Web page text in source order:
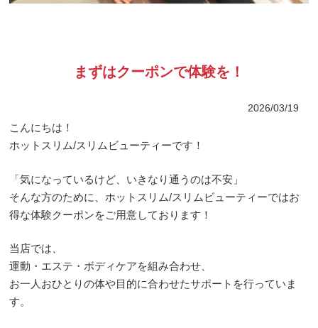
まずはクーポンで体験を！
2026/03/19
こんにちは！
ホットスリム/スリムビューティーです！
「気になっているけど、いきなり通うのは不安」
そんな方のために、ホットスリム/スリムビューティーではお
得な体験クーポンをご用意しております！
当店では、
運動・エステ・ボディケアを組み合わせ、
お一人おひとりの体や目的に合わせたサポートを行っていま
す。